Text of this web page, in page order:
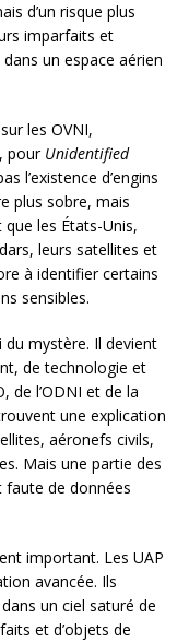
d’un risque plus
imparfaits et
un espace aérien
les OVNI,
pour Unidentified
l’existence d’engins
plus sobre, mais
les États-Unis,
leurs satellites et
à identifier certains
sensibles.
du mystère. Il devient
de technologie et
de l’ODNI et de la
une explication
aéronefs civils,
Mais une partie des
faute de données
important. Les UAP
avancée. Ils
un ciel saturé de
et d’objets de